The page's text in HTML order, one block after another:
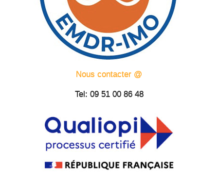
Nous contacter @
Tel: 09 51 00 86 48